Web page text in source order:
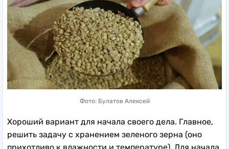
Фото: Булатов Алексей
Хороший вариант для начала своего дела. Главное,
решить задачу с хранением зеленого зерна (оно
прихотливо к влажности и температуре). Для начала